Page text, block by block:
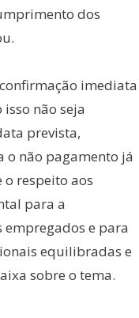
dos
imediata
não seja
prevista,
não pagamento já
respeito aos
para a
empregados e para
equilibradas e
sobre o tema.